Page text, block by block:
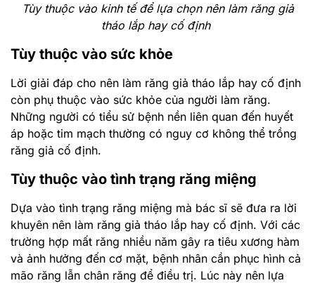
Tùy thuộc vào kinh tế để lựa chọn nên làm răng giả
tháo lắp hay cố định
Tùy thuộc vào sức khỏe
Lời giải đáp cho nên làm răng giả tháo lắp hay cố định
còn phụ thuộc vào sức khỏe của người làm răng.
Những người có tiểu sử bệnh nền liên quan đến huyết
áp hoặc tim mạch thường có nguy cơ không thể trồng
răng giả cố định.
Tùy thuộc vào tình trạng răng miệng
Dựa vào tình trạng răng miệng mà bác sĩ sẽ đưa ra lời
khuyên nên làm răng giả tháo lắp hay cố định. Với các
trường hợp mất răng nhiều năm gây ra tiêu xương hàm
và ảnh hưởng đến cơ mặt, bệnh nhân cần phục hình cả
mão răng lẫn chân răng để điều trị. Lúc này nên lựa